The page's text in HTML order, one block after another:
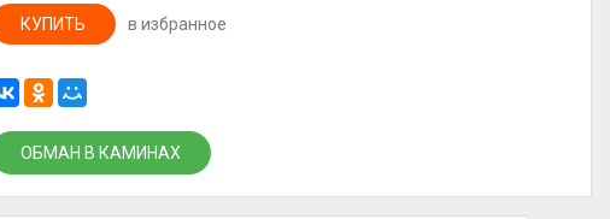
КУПИТЬ в избранное
ОБМАН В КАМИНАХ